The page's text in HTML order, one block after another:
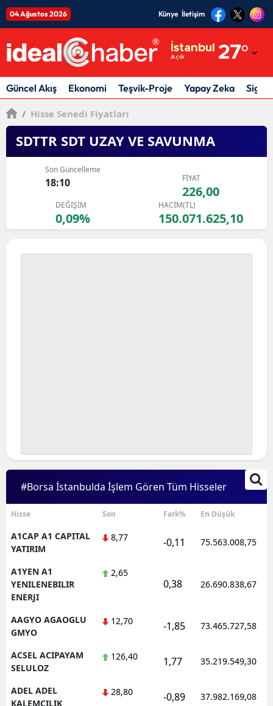
04 Ağustos 2026 Künye İletişim
İstanbul
Açık 27°
Adıyaman
Afyonkarahisar
Amasya
Antalya
Artvin
Çankırı
Çorum
Denizli
Diyarbakır
Elazığ
Eskişehir
Güncel Akış Ekonomi Teşvik-Proje Yapay Zeka
/ Hisse Senedi Fiyatları
SDTTR SDT UZAY VE SAVUNMA
Son Güncelleme
18:10 FİYAT
226,00
DEĞİŞİM
0,09%
HACİM(TL)
150.071.625,10
#Borsa İstanbulda İşlem Gören Tüm Hisseler
Hisse Son Fark% En Düşük
A1CAP A1 CAPITAL
YATIRIM
8,77 -0,11 75.563.008,75
A1YEN A1
YENILENEBILIR
ENERJI
2,65
0,38 26.690.838,67
AAGYO AGAOGLU
GMYO
12,70 -1,85 73.465.727,58
ACSEL ACIPAYAM
SELULOZ
126,40 1,77 35.219.549,30
ADEL ADEL
KALEMCILIK
28,80 -0,89 37.982.169,08